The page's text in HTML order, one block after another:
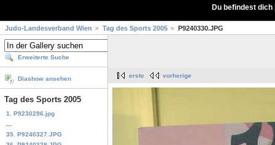
Du befindest
Judo-Landesverband Wien Tag des Sports 2005 P9240330.JPG
Erweiterte Suche
Diashow ansehen
Tag des Sports 2005
1. P9230296.jpg
35. P9240327.JPG
erste vorherige